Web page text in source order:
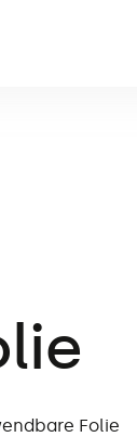
Folie